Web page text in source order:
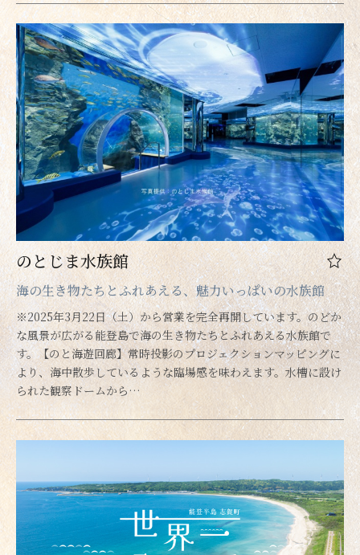
のとじま水族館
海の生き物たちとふれあえる、魅力いっぱいの水族館
※2025年3月22日（土）から営業を完全再開しています。のどか
な風景が広がる能登島で海の生き物たちとふれあえる水族館で
す。【のと海遊回廊】常時投影のプロジェクションマッピングに
より、海中散歩しているような臨場感を味わえます。水槽に設け
られた観察ドームから…